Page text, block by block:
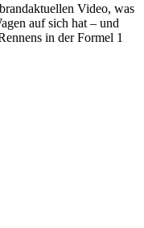
Video, was
auf sich hat – und
in der Formel 1